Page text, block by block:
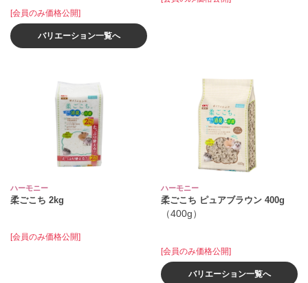
[会員のみ価格公開]
バリエーション一覧へ
ハーモニー
柔ごこち 2kg
[会員のみ価格公開]
ハーモニー
柔ごこち ピュアブラウン 400g
（400g）
[会員のみ価格公開]
バリエーション一覧へ